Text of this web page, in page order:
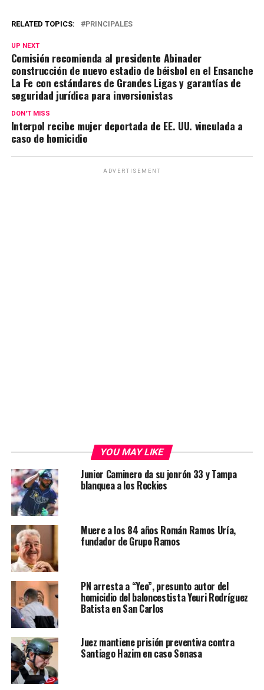
RELATED TOPICS: PRINCIPALES
UP NEXT
Comisión recomienda al presidente Abinader
construcción de nuevo estadio de béisbol en el Ensanche
La Fe con estándares de Grandes Ligas y garantías de
seguridad jurídica para inversionistas
DON'T MISS
Interpol recibe mujer deportada de EE. UU. vinculada a
caso de homicidio
ADVERTISEMENT
YOU MAY LIKE
Junior Caminero da su jonrón 33 y Tampa
blanquea a los Rockies
Muere a los 84 años Román Ramos Uría,
fundador de Grupo Ramos
PN arresta a “Yeo”, presunto autor del
homicidio del baloncestista Yeuri Rodríguez
Batista en San Carlos
Juez mantiene prisión preventiva contra
Santiago Hazim en caso Senasa